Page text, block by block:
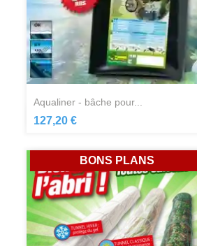
aqualiner - bâche pour...
127,20 €

BONS PLANS